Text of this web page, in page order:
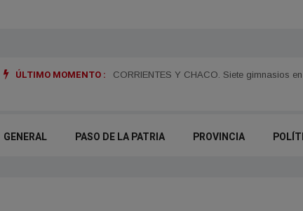
ÚLTIMO MOMENTO : CORRIENTES Y CHACO. Siete gimnasios
GENERAL PASO DE LA PATRIA PROVINCIA